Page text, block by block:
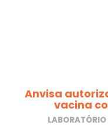
Anvisa
vacina